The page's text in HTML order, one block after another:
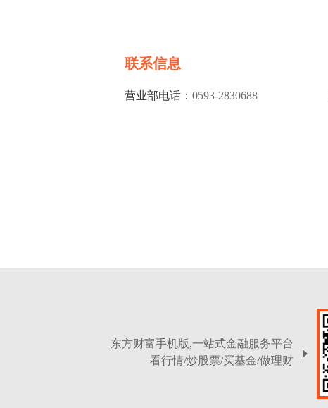
联系信息
营业部电话： 0593-2830688
东方财富手机版,一站式金融服务平台
看行情/炒股票/买基金/做理财